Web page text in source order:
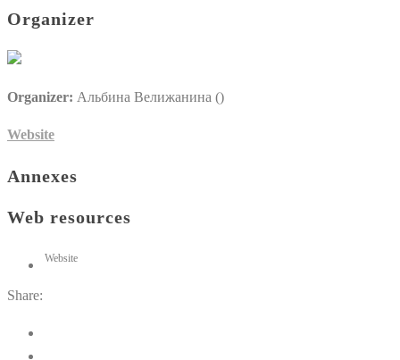
Organizer
Organizer: Альбина Велижанина ()
Website
Annexes
Web resources
Website
Share: